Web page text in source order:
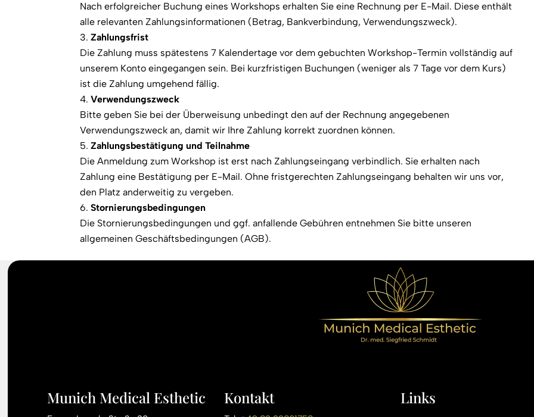
Nach erfolgreicher Buchung eines Workshops erhalten Sie eine Rechnung per E-Mail. Diese enthält
alle relevanten Zahlungsinformationen (Betrag, Bankverbindung, Verwendungszweck).
Zahlungsfrist
Die Zahlung muss spätestens 7 Kalendertage vor dem gebuchten Workshop-Termin vollständig auf
unserem Konto eingegangen sein. Bei kurzfristigen Buchungen (weniger als 7 Tage vor dem Kurs)
ist die Zahlung umgehend fällig.
Verwendungszweck
Bitte geben Sie bei der Überweisung unbedingt den auf der Rechnung angegebenen
Verwendungszweck an, damit wir Ihre Zahlung korrekt zuordnen können.
Zahlungsbestätigung und Teilnahme
Die Anmeldung zum Workshop ist erst nach Zahlungseingang verbindlich. Sie erhalten nach
Zahlung eine Bestätigung per E-Mail. Ohne fristgerechten Zahlungseingang behalten wir uns vor,
den Platz anderweitig zu vergeben.
Stornierungsbedingungen
Die Stornierungsbedingungen und ggf. anfallende Gebühren entnehmen Sie bitte unseren
allgemeinen Geschäftsbedingungen (AGB).
Munich Medical Esthetic Kontakt Links